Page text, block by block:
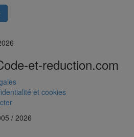
et-reduction.com
et cookies
/ 2026